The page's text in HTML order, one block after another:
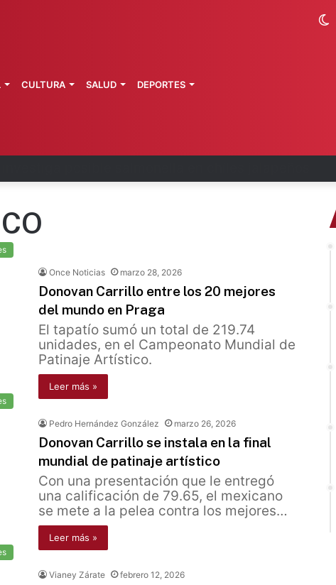
CULTURA SALUD DEPORTES
Once Noticias marzo 28, 2026
Donovan Carrillo entre los 20 mejores
del mundo en Praga
El tapatío sumó un total de 219.74
unidades, en el Campeonato Mundial de
Patinaje Artístico.
Leer más »
Pedro Hernández González marzo 26, 2026
Donovan Carrillo se instala en la final
mundial de patinaje artístico
Con una presentación que le entregó
una calificación de 79.65, el mexicano
se mete a la pelea contra los mejores…
Leer más »
Vianey Zárate febrero 12, 2026